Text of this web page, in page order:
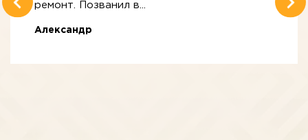
ремонт. Позванил в...
Александр